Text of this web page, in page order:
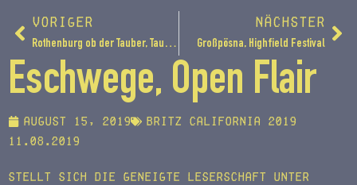
VORIGER
Rothenburg ob der Tauber, Taubertal Festival
NÄCHSTER
Großpösna, Highfield Festival
Eschwege, Open Flair
August 15, 2019
Britz California 2019
11.08.2019
Stellt sich die geneigte Leserschaft unter